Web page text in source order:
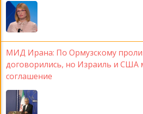
МИД Ирана: По Ормузскому
договорились, но Израиль и США
соглашение